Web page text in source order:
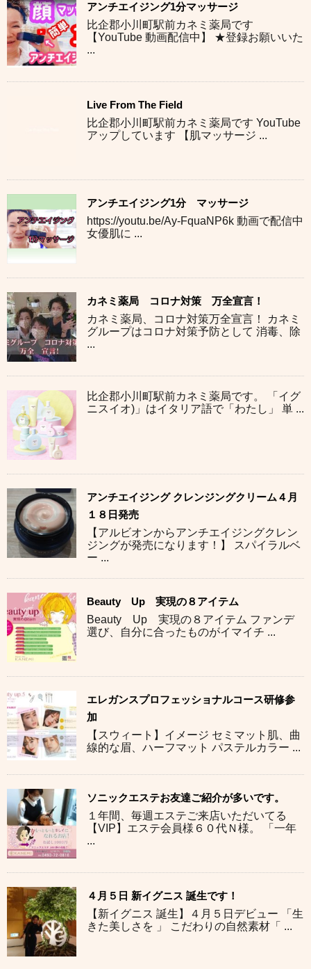
アンチエイジング1分マッサージ
比企郡小川町駅前カネミ薬局です
【YouTube 動画配信中】 ★登録お願いいた
...
Live From The Field
比企郡小川町駅前カネミ薬局です YouTube
アップしています 【肌マッサージ ...
アンチエイジング1分 マッサージ
https://youtu.be/Ay-FquaNP6k 動画で配信中
女優肌に ...
カネミ薬局 コロナ対策 万全宣言！
カネミ薬局、コロナ対策万全宣言！ カネミ
グループはコロナ対策予防として 消毒、除
...
比企郡小川町駅前カネミ薬局です。 「イグ
ニスイオ)」はイタリア語で「わたし」 単 ...
アンチエイジング クレンジングクリーム４月
１８日発売
【アルビオンからアンチエイジングクレン
ジングが発売になります！】 スパイラルベ
ー ...
Beauty Up 実現の８アイテム
Beauty Up 実現の８アイテム ファンデ
選び、自分に合ったものがイマイチ ...
エレガンスプロフェッショナルコース研修参
加
【スウィート】イメージ セミマット肌、曲
線的な眉、ハーフマット パステルカラー ...
ソニックエステお友達ご紹介が多いです。
１年間、毎週エステご来店いただいてる
【VIP】エステ会員様６０代Ｎ様。 「一年
...
４月５日 新イグニス 誕生です！
【新イグニス 誕生】４月５日デビュー 「生
きた美しさを 」 こだわりの自然素材「 ...